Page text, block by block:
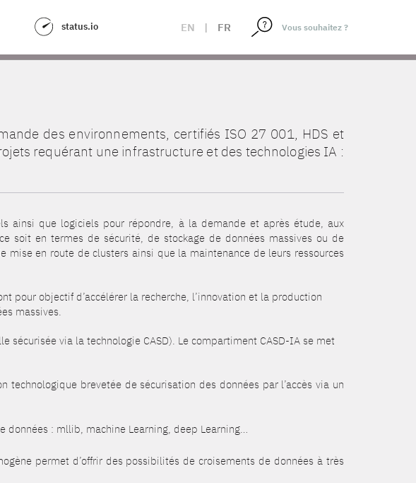
status.io EN | FR
des environnements, certifiés ISO 27 001, HDS et
requérant une infrastructure et des technologies IA :
ainsi que logiciels pour répondre, à la demande et après étude, aux
soit en termes de sécurité, de stockage de données massives ou de
mise en route de clusters ainsi que la maintenance de leurs ressources
pour objectif d’accélérer la recherche, l’innovation et la production
massives.
sécurisée via la technologie CASD). Le compartiment CASD-IA se met
technologique brevetée de sécurisation des données par l’accès via un
: mllib, machine Learning, deep Learning…
permet d’offrir des possibilités de croisements de données à très